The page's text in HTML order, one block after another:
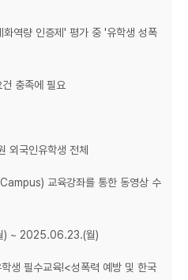
역량 인증제' 평가 중 '유학생 성폭
충족에 필요
외국인유학생 전체
교육강좌를 통한 동영상 수
) ~ 2025.06.23.(월)
생 필수교육!<성폭력 예방 및 한국